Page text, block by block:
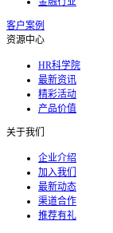
客户案例
资源中心
HR科学院
最新资讯
精彩活动
产品价值
关于我们
企业介绍
加入我们
最新动态
渠道合作
推荐有礼